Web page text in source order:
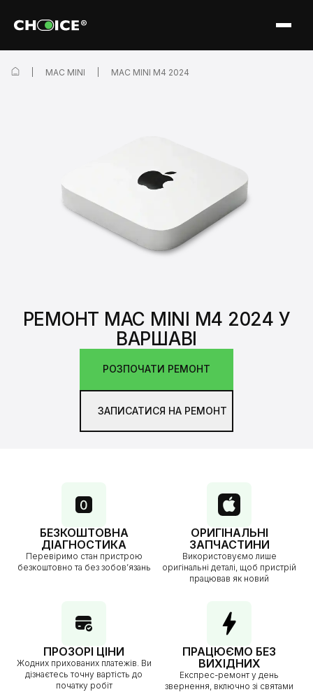
РЕМОНТ MAC MINI M4 2024 У
ВАРШАВІ
РОЗПОЧАТИ РЕМОНТ
ЗАПИСАТИСЯ НА РЕМОНТ
MAC MINI MAC MINI M4 2024
БЕЗКОШТОВНА
ДІАГНОСТИКА
Перевіримо стан пристрою
безкоштовно та без зобов’язань
ОРИГІНАЛЬНІ
ЗАПЧАСТИНИ
Використовуємо лише
оригінальні деталі, щоб пристрій
працював як новий
ПРОЗОРІ ЦІНИ
Жодних прихованих платежів. Ви
дізнаєтесь точну вартість до
початку робіт
ПРАЦЮЄМО БЕЗ
ВИХІДНИХ
Експрес-ремонт у день
звернення, включно зі святами